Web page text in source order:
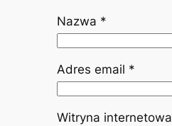
Nazwa *
Adres email *
Witryna internetowa